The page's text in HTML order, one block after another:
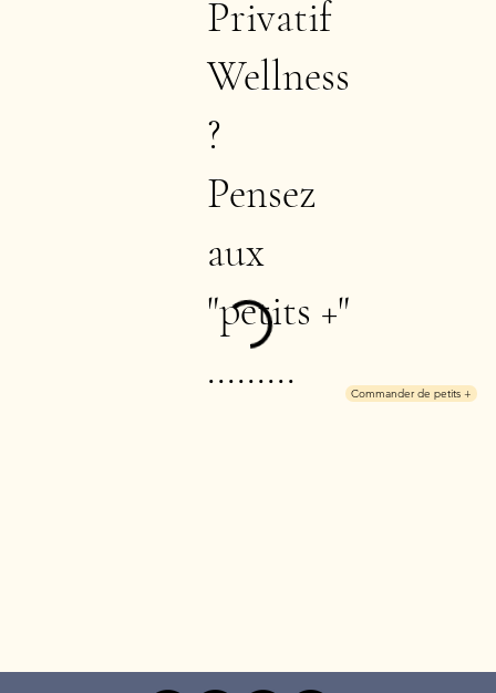
Privatif
Wellness
?
Pensez
aux
"petits +"
.........
Commander de petits +